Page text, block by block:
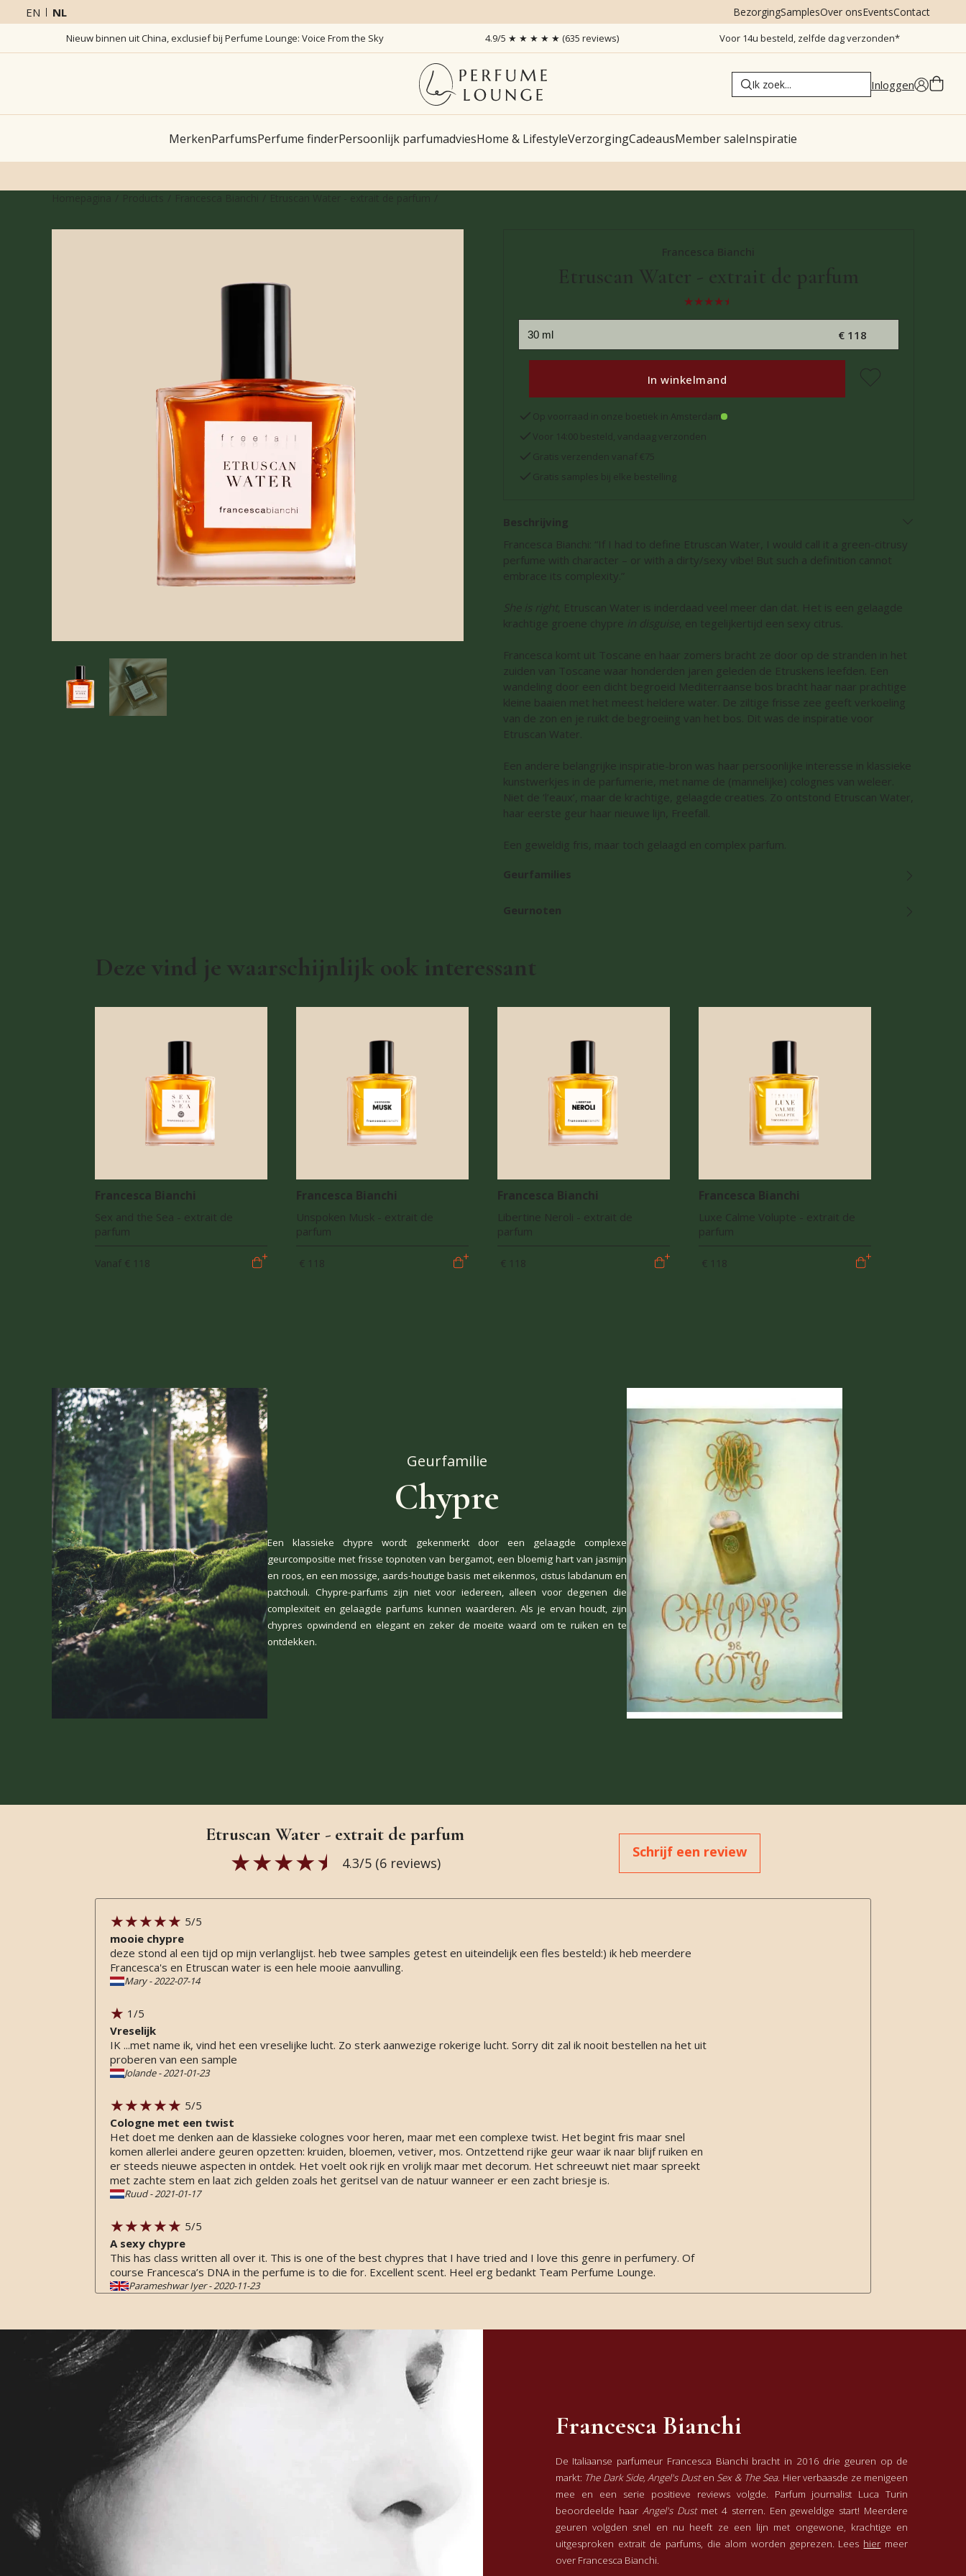
EN NL BezorgingSamplesOver onsEventsContact
Nieuw binnen uit China, exclusief bij Perfume Lounge: Voice From the Sky 4.9/5 ★ ★ ★ ★ ★ (635 reviews) Voor 14u besteld, zelfde dag verzonden*
Inloggen
MerkenParfumsPerfume finderPersoonlijk parfumadviesHome & LifestyleVerzorgingCadeausMember saleInspiratie
Francesca Bianchi
Etruscan Water - extrait de parfum
€ 118
In winkelmand
Op voorraad in onze boetiek in Amsterdam
Voor 14:00 besteld, vandaag verzonden
Gratis verzenden vanaf €75
Gratis samples bij elke bestelling
Beschrijving
Francesca Bianchi: “If I had to define Etruscan Water, I would call it a green-citrusy
perfume with character – or with a dirty/sexy vibe! But such a definition cannot
embrace its complexity.”
She is right, Etruscan Water is inderdaad veel meer dan dat. Het is een gelaagde
krachtige groene chypre in disguise, en tegelijkertijd een sexy citrus.
Francesca komt uit Toscane en haar zomers bracht ze door op de stranden in het
zuiden van Toscane waar honderden jaren geleden de Etruskens leefden. Een
wandeling door een dicht begroeid Mediterraanse bos bracht haar naar prachtige
kleine baaien met het meest heldere water. De ziltige frisse zee geeft verkoeling
van de zon en je ruikt de begroeiing van het bos. Dit was de inspiratie voor
Etruscan Water.
Een andere belangrijke inspiratie-bron was haar persoonlijke interesse in klassieke
kunstwerkjes in de parfumerie, met name de (mannelijke) colognes van weleer.
Niet de ‘l’eaux’, maar de krachtige, gelaagde creaties. Zo ontstond Etruscan Water,
haar eerste geur haar nieuwe lijn, Freefall.
Een geweldig fris, maar toch gelaagd en complex parfum.
Geurfamilies
Geurnoten
Deze vind je waarschijnlijk ook interessant
Francesca Bianchi
Sex and the Sea - extrait de
parfum
Vanaf € 118
Francesca Bianchi
Unspoken Musk - extrait de
parfum
€ 118
Francesca Bianchi
Libertine Neroli - extrait de
parfum
€ 118
Francesca Bianchi
Luxe Calme Volupte - extrait de
parfum
€ 118
Geurfamilie
Chypre
Een klassieke chypre wordt gekenmerkt door een gelaagde complexe
geurcompositie met frisse topnoten van bergamot, een bloemig hart van jasmijn
en roos, en een mossige, aards-houtige basis met eikenmos, cistus labdanum en
patchouli. Chypre-parfums zijn niet voor iedereen, alleen voor degenen die
complexiteit en gelaagde parfums kunnen waarderen. Als je ervan houdt, zijn
chypres opwindend en elegant en zeker de moeite waard om te ruiken en te
ontdekken.
Etruscan Water - extrait de parfum
4.3/5 (6reviews)
Schrijf een review
5/5
mooie chypre
deze stond al een tijd op mijn verlanglijst. heb twee samples getest en uiteindelijk een fles besteld:) ik heb meerdere
Francesca's en Etruscan water is een hele mooie aanvulling.
Mary-2022-07-14
1 /5
Vreselijk
IK ...met name ik, vind het een vreselijke lucht. Zo sterk aanwezige rokerige lucht. Sorry dit zal ik nooit bestellen na het uit
proberen van een sample
Jolande-2021-01-23
5/5
Cologne met een twist
Het doet me denken aan de klassieke colognes voor heren, maar met een complexe twist. Het begint fris maar snel
komen allerlei andere geuren opzetten: kruiden, bloemen, vetiver, mos. Ontzettend rijke geur waar ik naar blijf ruiken en
er steeds nieuwe aspecten in ontdek. Het voelt ook rijk en vrolijk maar met decorum. Het schreeuwt niet maar spreekt
met zachte stem en laat zich gelden zoals het geritsel van de natuur wanneer er een zacht briesje is.
Ruud-2021-01-17
5/5
A sexy chypre
This has class written all over it. This is one of the best chypres that I have tried and I love this genre in perfumery. Of
course Francesca’s DNA in the perfume is to die for. Excellent scent. Heel erg bedankt Team Perfume Lounge.
Parameshwar Iyer-2020-11-23
Fris en sexy
Heerlijk frisse en sexy geur. Ik bleef snuiven aan mijn arm. Fris, Aromatisch, kruidig. Een mooi nieuwe release van deze
enorm getalenteerde parfumeur. Ik kijk iedere keer reikhalzend uit naar haar nieuwe creatie en ook deze stelt niet teleur.
Aanrader!
SHK-2019-06-30
5
Zalige geur ! Een must have deze zomer!
Op zoek naar een zeer exclusief parfum met toch een frisse toon twijfel niet maar koop 'haar' nu. Zo blij mee net zoals
alle andere parfums van Francesca heb je slechts een kleine hoeveelheid nodig en de gehele dag (avond) een zalige geur!
Door het compacte flesje een ideale reisgenoot voor op vakantie.
Francesca Bianchi
De Italiaanse parfumeur Francesca Bianchi bracht in 2016 drie geuren op de
markt: The Dark Side, Angel's Dusten Sex & The Sea. Hier verbaasde ze menigeen
mee en een serie positieve reviews volgde. Parfum journalist Luca Turin
beoordeelde haar Angel's Dust met 4 sterren. Een geweldige start! Meerdere
geuren volgden snel en nu heeft ze een lijn met ongewone, krachtige en
uitgesproken extrait de parfums, die alom worden geprezen. Lees hier meer
over Francesca Bianchi.